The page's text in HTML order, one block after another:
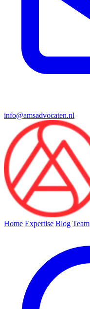
info@amsadvocaten.nl
Home Expertise Blog Team